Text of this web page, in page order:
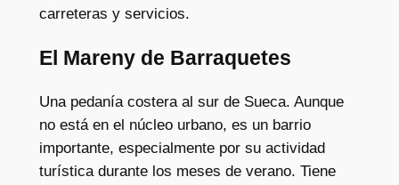
carreteras y servicios.
El Mareny de Barraquetes
Una pedanía costera al sur de Sueca. Aunque
no está en el núcleo urbano, es un barrio
importante, especialmente por su actividad
turística durante los meses de verano. Tiene